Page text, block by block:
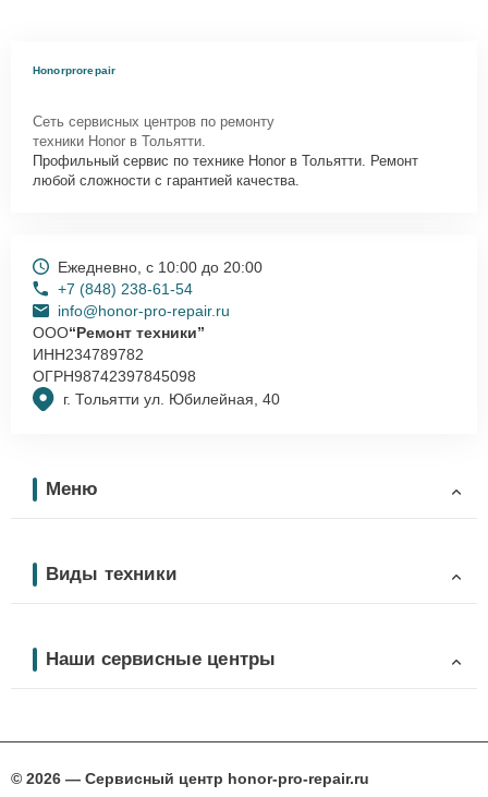
Honorprorepair
Сеть сервисных центров по ремонту
техники Honor в Тольятти.
Профильный сервис по технике Honor в Тольятти. Ремонт
любой сложности с гарантией качества.
г. Тольятти ул. Юбилейная, 40
Ежедневно, с 10:00 до 20:00
+7 (848) 238-61-54
info@honor-pro-repair.ru
ООО“Ремонт техники”
ИНН234789782
ОГРН98742397845098
Меню
Виды техники
Наши сервисные центры
© 2026 — Сервисный центр honor-pro-repair.ru